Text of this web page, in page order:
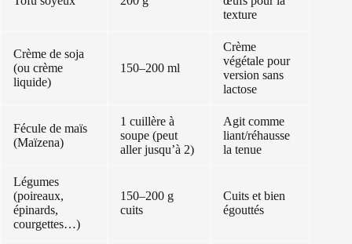
texture
Crème de soja
(ou crème
liquide)
150–200 ml
Crème
végétale pour
version sans
lactose
Fécule de maïs
(Maïzena)
1 cuillère à
soupe (peut
aller jusqu’à 2)
Agit comme
liant/réhausse
la tenue
Légumes
(poireaux,
épinards,
courgettes…)
150–200 g
cuits
Cuits et bien
égouttés